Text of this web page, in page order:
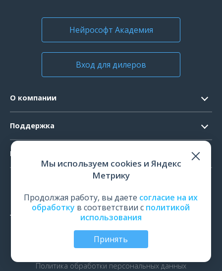
Нейрософт Академия
Вход для дилеров
О компании
Официальные документы
Поддержка
Системные требования
Поверка и калибровка
Продукты
ЭМГ
ИОМ
рПМС
© Все права защищены | ООО «Нейрософт», Иваново,
Политика обработки персональных данных
Мы используем cookies и Яндекс
Метрику
Продолжая работу, вы даете согласие на их
обработку в соответствии с политикой
использования
Принять